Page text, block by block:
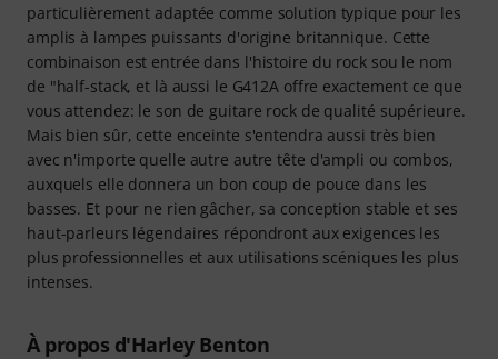
particulièrement adaptée comme solution typique pour les
amplis à lampes puissants d'origine britannique. Cette
combinaison est entrée dans l'histoire du rock sou le nom
de "half-stack, et là aussi le G412A offre exactement ce que
vous attendez: le son de guitare rock de qualité supérieure.
Mais bien sûr, cette enceinte s'entendra aussi très bien
avec n'importe quelle autre autre tête d'ampli ou combos,
auxquels elle donnera un bon coup de pouce dans les
basses. Et pour ne rien gâcher, sa conception stable et ses
haut-parleurs légendaires répondront aux exigences les
plus professionnelles et aux utilisations scéniques les plus
intenses.
À propos d'Harley Benton